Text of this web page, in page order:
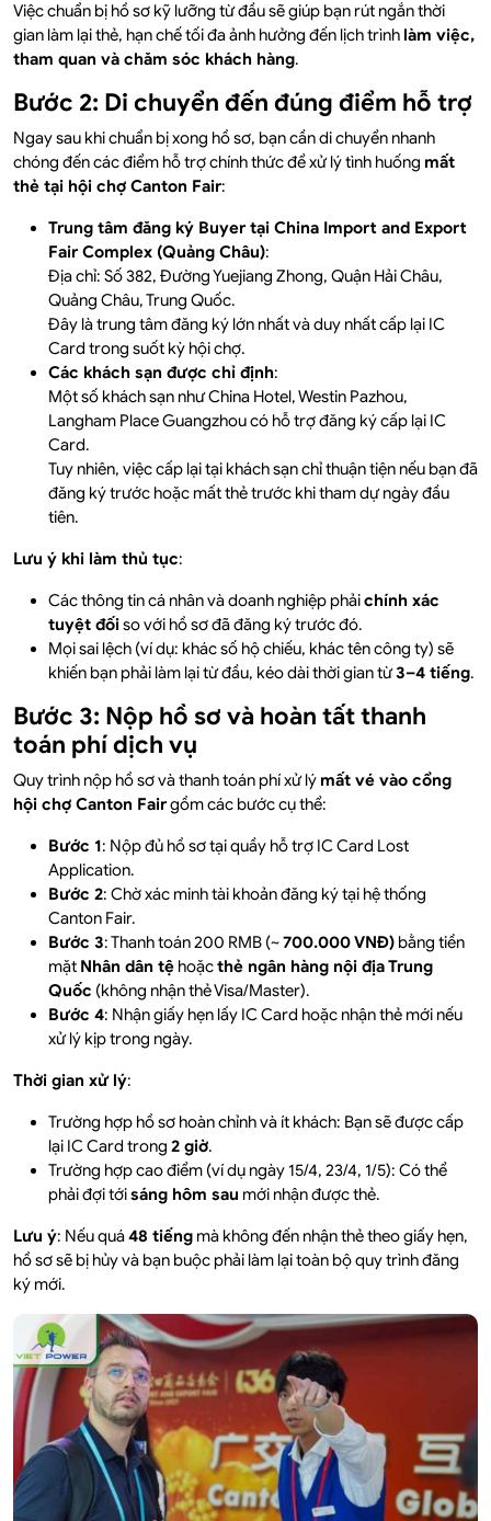
Việc chuẩn bị hồ sơ kỹ lưỡng từ đầu sẽ giúp bạn rút ngắn thời
gian làm lại thẻ, hạn chế tối đa ảnh hưởng đến lịch trình làm việc,
tham quan và chăm sóc khách hàng.
Bước 2: Di chuyển đến đúng điểm hỗ trợ
Ngay sau khi chuẩn bị xong hồ sơ, bạn cần di chuyển nhanh
chóng đến các điểm hỗ trợ chính thức để xử lý tình huống mất
thẻ tại hội chợ Canton Fair:
Trung tâm đăng ký Buyer tại China Import and Export
Fair Complex (Quảng Châu):
Địa chỉ: Số 382, Đường Yuejiang Zhong, Quận Hải Châu,
Quảng Châu, Trung Quốc.
Đây là trung tâm đăng ký lớn nhất và duy nhất cấp lại IC
Card trong suốt kỳ hội chợ.
Các khách sạn được chỉ định:
Một số khách sạn như China Hotel, Westin Pazhou,
Langham Place Guangzhou có hỗ trợ đăng ký cấp lại IC
Card.
Tuy nhiên, việc cấp lại tại khách sạn chỉ thuận tiện nếu bạn đã
đăng ký trước hoặc mất thẻ trước khi tham dự ngày đầu
tiên.
Lưu ý khi làm thủ tục:
Các thông tin cá nhân và doanh nghiệp phảichính xác
tuyệt đốiso với hồ sơ đã đăng ký trước đó.
Mọi sai lệch (ví dụ: khác số hộ chiếu, khác tên công ty) sẽ
khiến bạn phải làm lại từ đầu, kéo dài thời gian từ3–4 tiếng.
Bước 3: Nộp hồ sơ và hoàn tất thanh
toán phí dịch vụ
Quy trình nộp hồ sơ và thanh toán phí xử lý mất vé vào cổng
hội chợ Canton Fairgồm các bước cụ thể:
Bước 1: Nộp đủ hồ sơ tại quầy hỗ trợ IC Card Lost
Application.
Bước 2: Chờ xác minh tài khoản đăng ký tại hệ thống
Canton Fair.
Bước 3: Thanh toán 200 RMB (~700.000 VNĐ) bằng tiền
mặt Nhân dân tệ hoặcthẻ ngân hàng nội địa Trung
Quốc (không nhận thẻ Visa/Master).
Bước 4: Nhận giấy hẹn lấy IC Card hoặc nhận thẻ mới nếu
xử lý kịp trong ngày.
Thời gian xử lý:
Trường hợp hồ sơ hoàn chỉnh và ít khách: Bạn sẽ được cấp
lại IC Card trong 2 giờ.
Trường hợp cao điểm (ví dụ ngày 15/4, 23/4, 1/5): Có thể
phải đợi tớisáng hôm sau mới nhận được thẻ.
Lưu ý: Nếu quá48 tiếng mà không đến nhận thẻ theo giấy hẹn,
hồ sơ sẽ bị hủy và bạn buộc phải làm lại toàn bộ quy trình đăng
ký mới.